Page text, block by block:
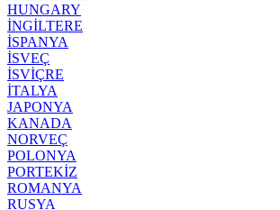
HUNGARY
İNGİLTERE
İSPANYA
İSVEÇ
İSVİÇRE
İTALYA
JAPONYA
KANADA
NORVEÇ
POLONYA
PORTEKİZ
ROMANYA
RUSYA